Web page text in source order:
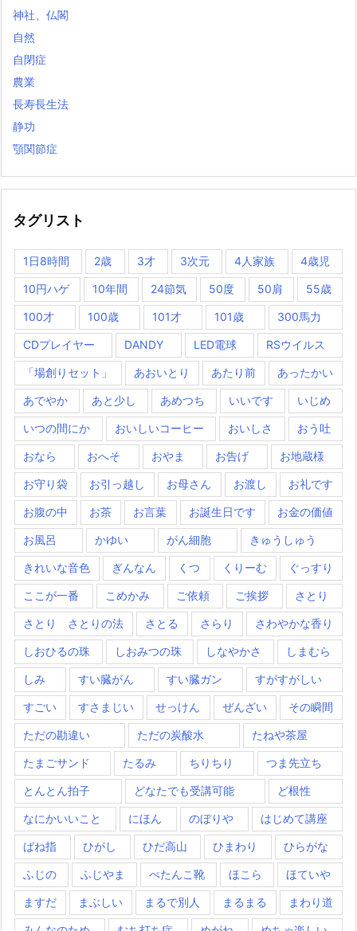
神社、仏閣
自然
自閉症
農業
長寿長生法
静功
顎関節症
タグリスト
1日8時間 2歳 3才 3次元 4人家族 4歳児
10円ハゲ 10年間 24節気 50度 50肩 55歳
100才 100歳 101才 101歳 300馬力
CDプレイヤー DANDY LED電球 RSウイルス
「場創りセット」 あおいとり あたり前 あったかい
あでやか あと少し あめつち いいです いじめ
いつの間にか おいしいコーヒー おいしさ おう吐
おなら おへそ おやま お告げ お地蔵様
お守り袋 お引っ越し お母さん お渡し お礼です
お腹の中 お茶 お言葉 お誕生日です お金の価値
お風呂 かゆい がん細胞 きゅうしゅう
きれいな音色 ぎんなん くつ くりーむ ぐっすり
ここが一番 こめかみ ご依頼 ご挨拶 さとり
さとり さとりの法 さとる さらり さわやかな香り
しおひるの珠 しおみつの珠 しなやかさ しまむら
しみ すい臓がん すい臓ガン すがすがしい
すごい すさまじい せっけん ぜんざい その瞬間
ただの勘違い ただの炭酸水 たねや茶屋
たまごサンド たるみ ちりちり つま先立ち
とんとん拍子 どなたでも受講可能 ど根性
なにかいいこと にほん のぼりや はじめて講座
ばね指 ひがし ひだ高山 ひまわり ひらがな
ふじの ふじやま ぺたんこ靴 ほこら ほていや
ますだ まぶしい まるで別人 まるまる まわり道